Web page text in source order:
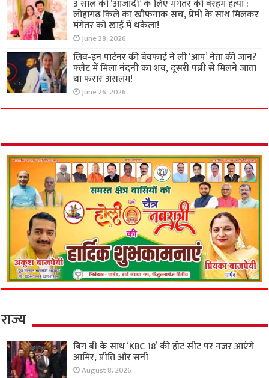
3 साल की ‘आजादी’ के लिए मंगेतर की बेरहम हत्या :
लोहागढ़ किले का खौफनाक सच, प्रेमी के साथ मिलकर
मंगेतर को खाई में धकेला!
June 28, 2026
लिव-इन पार्टनर की बेवफाई ने ली ‘आप’ नेता की जान?
फ्लैट में मिला नंदनी का शव, दूसरी पत्नी से मिलने जाता
था फरार असलम!
June 26, 2026
राज्य
बिग बी के साथ ‘KBC 18’ की हॉट सीट पर नजर आएंगे
आमिर, प्रीति और सनी
August 8, 2026